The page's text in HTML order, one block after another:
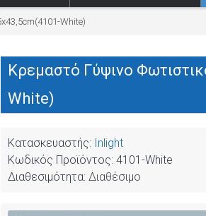
White)
Κρεμαστό Γύψινο
White)
Κατασκευαστής: Inlight
Κωδικός Προϊόντος: 4101-White
Διαθεσιμότητα: Διαθέσιμο